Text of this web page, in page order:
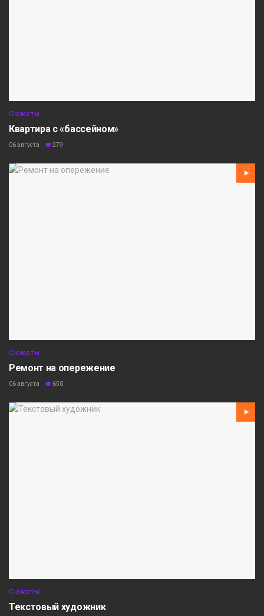
Сюжеты
Квартира с «бассейном»
06 августа 279
Сюжеты
Ремонт на опережение
06 августа 650
Сюжеты
Текстовый художник